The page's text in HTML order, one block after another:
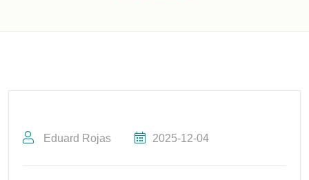
Eduard Rojas 2025-12-04